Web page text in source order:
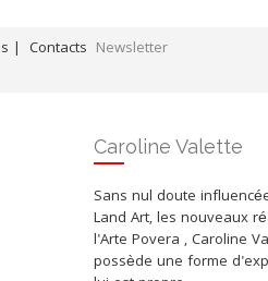
| Contacts Newsletter
Caroline Valette
Sans nul doute
Land Art, les nouveaux
l'Arte Povera , Caroline
possède une forme